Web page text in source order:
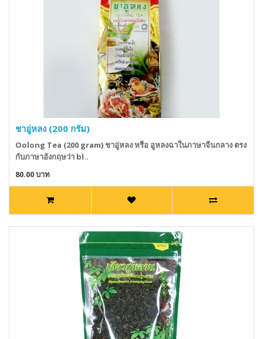
ชาอู่หลง (200 กรัม)
Oolong Tea (200 gram) ชาอู่หลง หรือ อูหลงฉาในภาษาจีนกลาง ตรง
กับภาษาอังกฤษว่า bl..
80.00 บาท